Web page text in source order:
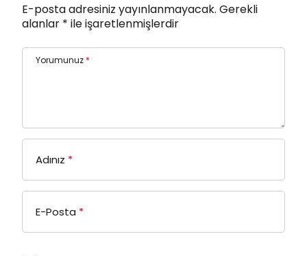
E-posta adresiniz yayınlanmayacak. Gerekli
alanlar * ile işaretlenmişlerdir
Yorumunuz *
Adınız *
E-Posta *